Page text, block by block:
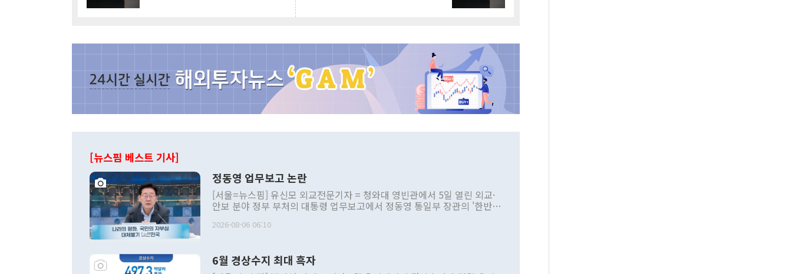
[뉴스핌 베스트 기사]
정동영 업무보고 논란
[서울=뉴스핌] 유신모 외교전문기자 = 청와대 영빈관에서 5일 열린 외교·
안보 분야 정부 부처의 대통령 업무보고에서 정동영 통일부 장관의 '한반도
발언 중에는 정부 내 조율을 거치지 않은 사안을 정책으로 추진하겠다고 공
주의적 희망에 근거한 비현실적 구상'이라는 비판을 내놨다. 그동안 정 장
2026-08-06 06:10
6월 경상수지 최대 흑자